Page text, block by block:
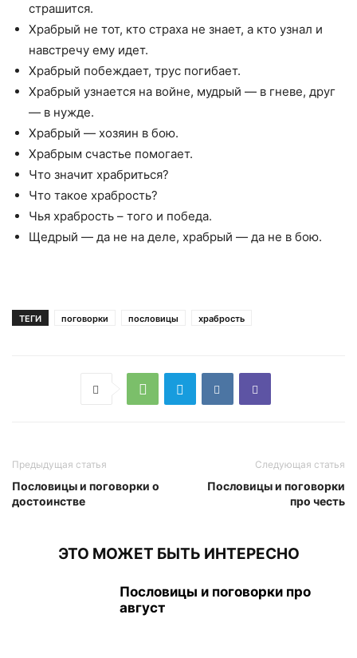
страшится.
Храбрый не тот, кто страха не знает, а кто узнал и
навстречу ему идет.
Храбрый побеждает, трус погибает.
Храбрый узнается на войне, мудрый — в гневе, друг
— в нужде.
Храбрый — хозяин в бою.
Храбрым счастье помогает.
Что значит храбриться?
Что такое храбрость?
Чья храбрость – того и победа.
Щедрый — да не на деле, храбрый — да не в бою.
ТЕГИ поговорки пословицы храбрость
Предыдущая статья
Пословицы и поговорки о
достоинстве
Следующая статья
Пословицы и поговорки
про честь
ЭТО МОЖЕТ БЫТЬ ИНТЕРЕСНО
Пословицы и поговорки про
август